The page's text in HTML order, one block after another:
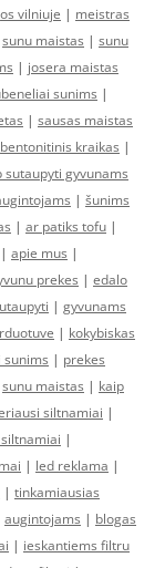
vilniuje | meistras
sunu maistas | sunu
| josera maistas
sunims |
| sausas maistas
bentonitinis kraikas |
sutaupyti gyvunams
| šunims
| ar patiks tofu |
| apie mus |
prekes | edalo
| gyvunams
| kokybiskas
sunims | prekes
sunu maistas | kaip
siltnamiai |
|
| led reklama |
| tinkamiausias
augintojams | blogas
| ieskantiems filtru